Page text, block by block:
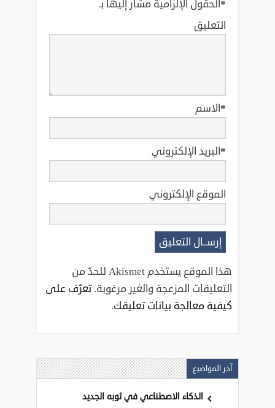
الحقول الإلزامية مشار إليها بـ*
التعليق
الاسم*
البريد الإلكتروني*
الموقع الإلكتروني
هذا الموقع يستخدم Akismet للحدّ من
التعليقات المزعجة والغير مرغوبة. تعرّف على
كيفية معالجة بيانات تعليقك.
آخر المواضيع
الذكاء الاصطناعي في ثوبه الجديد